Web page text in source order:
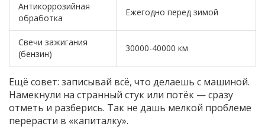
Антикоррозийная
обработка
Ежегодно перед зимой
Свечи зажигания
(бензин)
30000-40000 км
Ещё совет: записывай всё, что делаешь с машиной.
Намекнули на странный стук или потёк — сразу
отметь и разберись. Так не дашь мелкой проблеме
перерасти в «капиталку».